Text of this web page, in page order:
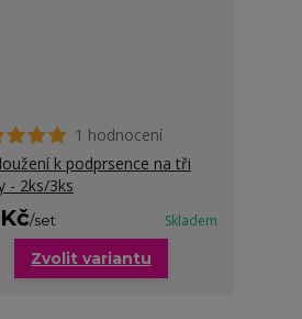
1 hodnocení
k podprsence na tři
- 2ks/3ks
/set Skladem
Zvolit variantu